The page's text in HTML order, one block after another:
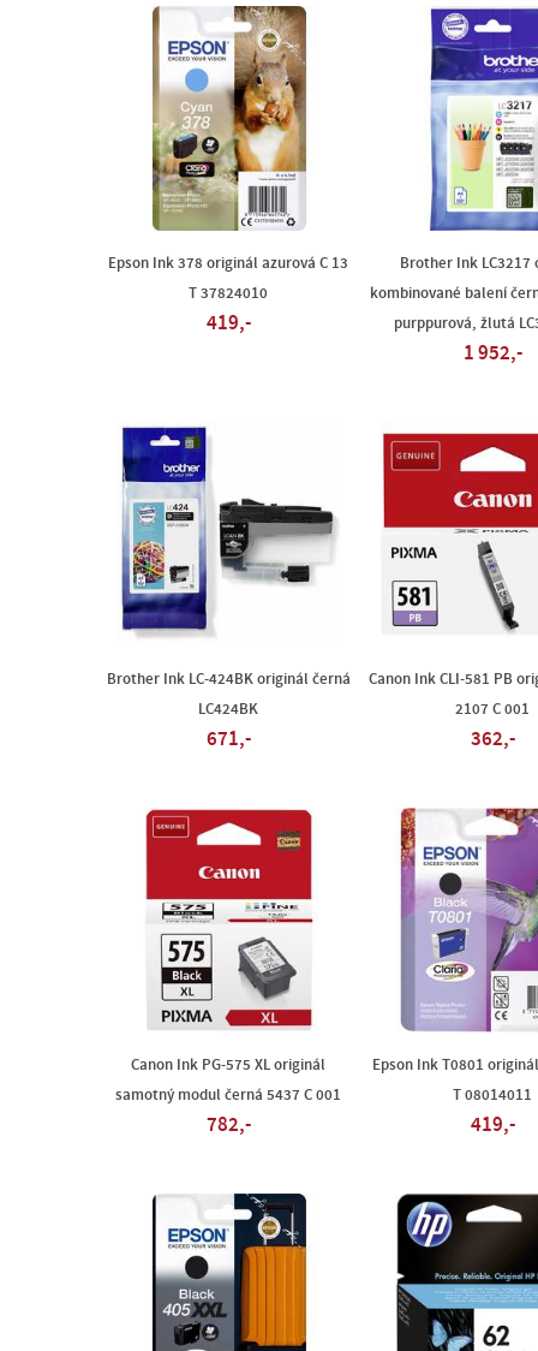
Epson Ink 378 originál azurová C 13
T 37824010
419,-
Brother Ink LC3217
kombinované balení
purppurová, žlutá
1 952,-
Brother Ink LC-424BK originál černá
LC424BK
671,-
Canon Ink CLI-581 PB
2107 C 001
362,-
Canon Ink PG-575 XL originál
samotný modul černá 5437 C 001
782,-
Epson Ink T0801
T 08014011
419,-